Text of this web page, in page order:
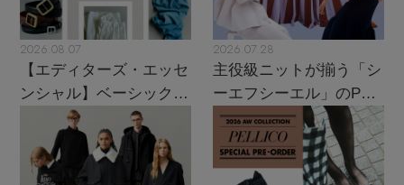
2026.08.07
【エディターズ・エッセ
ンシャル】ベーシックと
トレンドが交差する16の
2026.07.28
主役級ニットが揃う「シ
ーエフシーエル」のPOP
UPがスタート